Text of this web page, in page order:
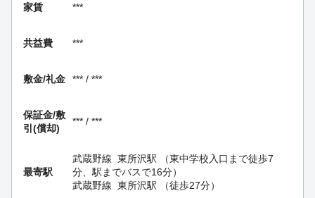
家賃 ***
共益費 ***
敷金/礼金 *** / ***
保証金/敷
引(償却)
*** / ***
最寄駅
武蔵野線 東所沢駅 （東中学校入口まで徒歩7
分、駅までバスで16分）
武蔵野線 東所沢駅 （徒歩27分）